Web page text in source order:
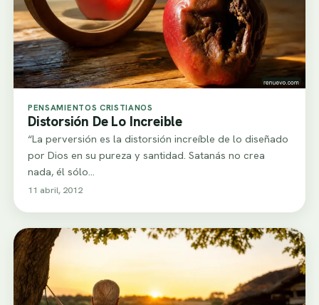
PENSAMIENTOS CRISTIANOS
Distorsión De Lo Increible
“La perversión es la distorsión increíble de lo diseñado
por Dios en su pureza y santidad. Satanás no crea
nada, él sólo…
11 abril, 2012